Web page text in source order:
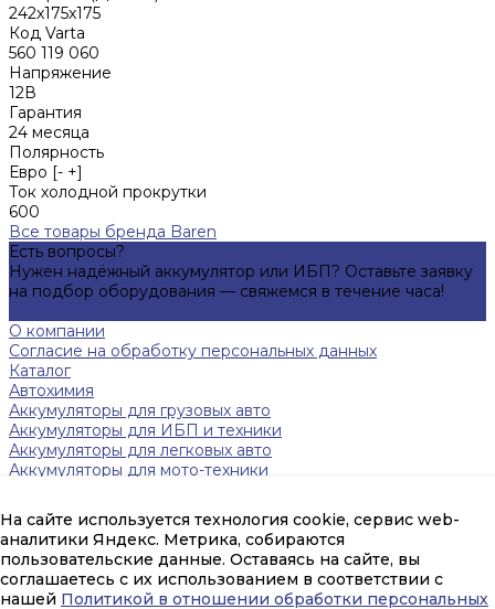
На сайте используется технология cookie, сервис web-
аналитики Яндекс. Метрика, собираются
пользовательские данные. Оставаясь на сайте, вы
соглашаетесь с их использованием в соответствии с
нашей Политикой в отношении обработки персональных
242x175x175
Код Varta
560 119 060
Напряжение
12В
Гарантия
24 месяца
Полярность
Евро [- +]
Ток холодной прокрутки
600
Все товары бренда Baren
Есть вопросы?
Нужен надёжный аккумулятор или ИБП? Оставьте заявку
на подбор оборудования — свяжемся в течение часа!
О компании
Согласие на обработку персональных данных
Каталог
Автохимия
Аккумуляторы для грузовых авто
Аккумуляторы для ИБП и техники
Аккумуляторы для легковых авто
Аккумуляторы для мото-техники
Инверторы
Источники бесперебойного питания
Тяговые аккумуляторы FAAM
Помощь
Оплата и гарантия